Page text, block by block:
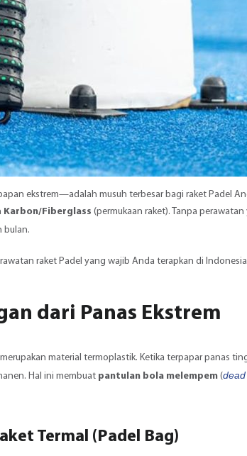
ekstrem—adalah musuh terbesar bagi raket Padel
Karbon/Fiberglass (permukaan raket). Tanpa
bulan.
raket Padel yang wajib Anda terapkan di
dari Panas Ekstrem
material termoplastik. Ketika terpapar panas
Hal ini membuat pantulan bola melempem (
Termal (Padel Bag)